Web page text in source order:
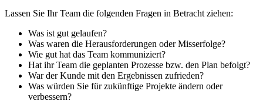
Lassen Sie Ihr Team die folgenden Fragen in Betracht ziehen:
Was ist gut gelaufen?
Was waren die Herausforderungen oder Misserfolge?
Wie gut hat das Team kommuniziert?
Hat ihr Team die geplanten Prozesse bzw. den Plan befolgt?
War der Kunde mit den Ergebnissen zufrieden?
Was würden Sie für zukünftige Projekte ändern oder
verbessern?